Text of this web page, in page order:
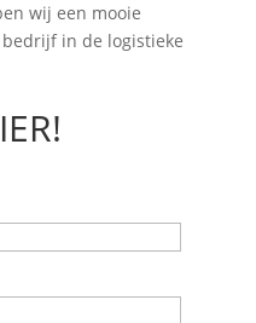
wij een mooie
in de logistieke